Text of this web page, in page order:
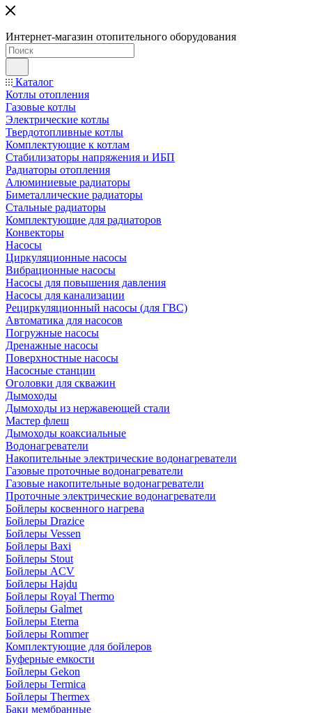
Интернет-магазин отопительного оборудования
Каталог
Котлы отопления
Газовые котлы
Электрические котлы
Твердотопливные котлы
Комплектующие к котлам
Стабилизаторы напряжения и ИБП
Радиаторы отопления
Алюминиевые радиаторы
Биметаллические радиаторы
Стальные радиаторы
Комплектующие для радиаторов
Конвекторы
Насосы
Циркуляционные насосы
Вибрационные насосы
Насосы для повышения давления
Насосы для канализации
Рециркуляционный насосы (для ГВС)
Автоматика для насосов
Погружные насосы
Дренажные насосы
Поверхностные насосы
Насосные станции
Оголовки для скважин
Дымоходы
Дымоходы из нержавеющей стали
Мастер флеш
Дымоходы коаксиальные
Водонагреватели
Накопительные электрические водонагреватели
Газовые проточные водонагреватели
Газовые накопительные водонагреватели
Проточные электрические водонагреватели
Бойлеры косвенного нагрева
Бойлеры Drazice
Бойлеры Vessen
Бойлеры Baxi
Бойлеры Stout
Бойлеры ACV
Бойлеры Hajdu
Бойлеры Royal Thermo
Бойлеры Galmet
Бойлеры Eterna
Бойлеры Rommer
Комплектующие для бойлеров
Буферные емкости
Бойлеры Gekon
Бойлеры Termica
Бойлеры Thermex
Баки мембранные